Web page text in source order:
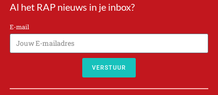
Al het RAP nieuws in je inbox?
E-mail
VERSTUUR